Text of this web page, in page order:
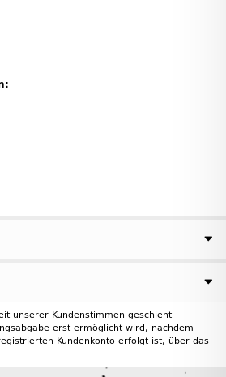
unserer Kundenstimmen geschieht
erst ermöglicht wird, nachdem
Kundenkonto erfolgt ist, über das